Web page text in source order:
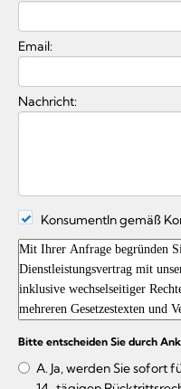
Email:
Nachricht:
KonsumentIn gemäß
Bitte entscheiden Sie durch
A. Ja, werden Sie sofort